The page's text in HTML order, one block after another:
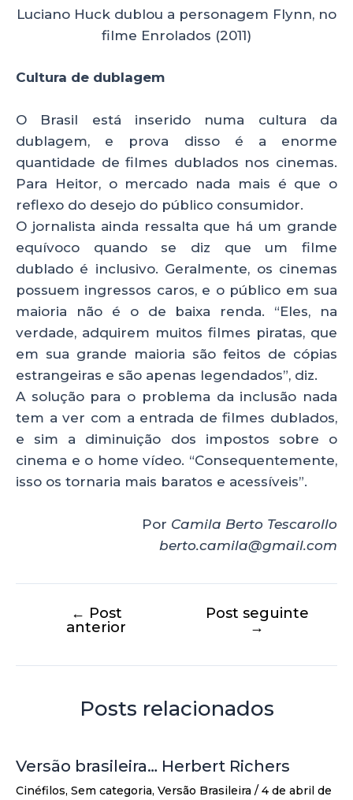
Luciano Huck dublou a personagem Flynn, no
filme Enrolados (2011)
Cultura de dublagem
O Brasil está inserido numa cultura da
dublagem, e prova disso é a enorme
quantidade de filmes dublados nos cinemas.
Para Heitor, o mercado nada mais é que o
reflexo do desejo do público consumidor.
O jornalista ainda ressalta que há um grande
equívoco quando se diz que um filme
dublado é inclusivo. Geralmente, os cinemas
possuem ingressos caros, e o público em sua
maioria não é o de baixa renda. “Eles, na
verdade, adquirem muitos filmes piratas, que
em sua grande maioria são feitos de cópias
estrangeiras e são apenas legendados”, diz.
A solução para o problema da inclusão nada
tem a ver com a entrada de filmes dublados,
e sim a diminuição dos impostos sobre o
cinema e o home vídeo. “Consequentemente,
isso os tornaria mais baratos e acessíveis”.
Por Camila Berto Tescarollo
berto.camila@gmail.com
← Post
anterior
Post seguinte
→
Posts relacionados
Versão brasileira… Herbert Richers
Cinéfilos, Sem categoria, Versão Brasileira / 4 de abril de